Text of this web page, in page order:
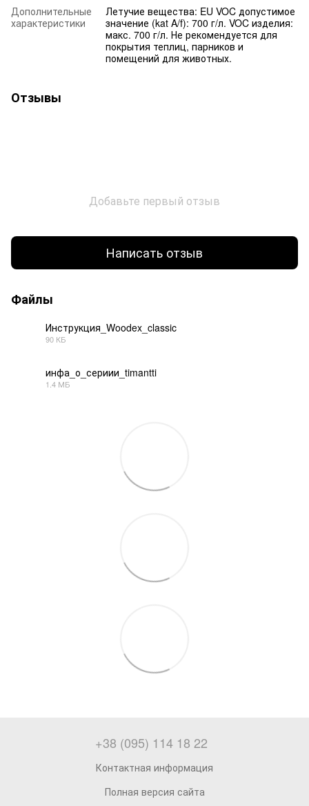
Дополнительные
характеристики
Летучие вещества: EU VOC допустимое
значение (kat A/f): 700 г/л. VOC изделия:
макс. 700 г/л. Не рекомендуется для
покрытия теплиц, парников и
помещений для животных.
Отзывы
Добавьте первый отзыв
Написать отзыв
Файлы
Инструкция_Woodex_classic
90 КБ
инфа_о_сериии_timantti
1.4 МБ
+38 (095) 114 18 22
Контактная информация
Полная версия сайта